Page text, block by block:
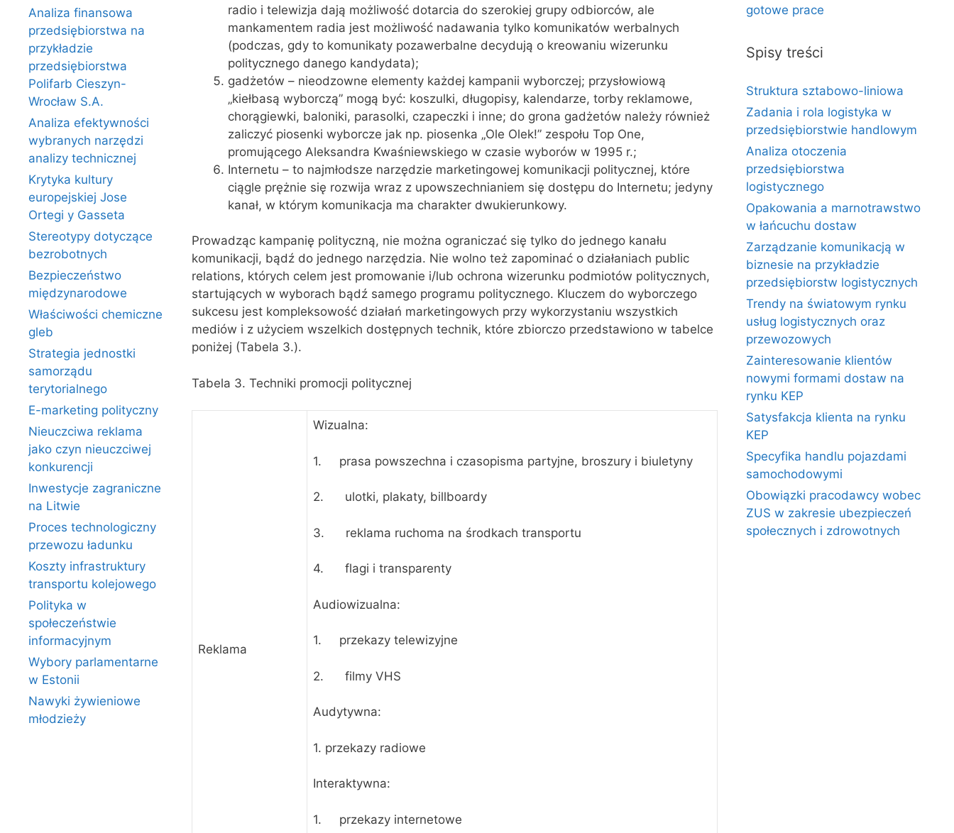
radio i telewizja dają możliwość dotarcia do szerokiej grupy odbiorców, ale
mankamentem radia jest możliwość nadawania tylko komunikatów werbalnych
(podczas, gdy to komunikaty pozawerbalne decydują o kreowaniu wizerunku
politycznego danego kandydata);
gadżetów – nieodzowne elementy każdej kampanii wyborczej; przysłowiową
„kiełbasą wyborczą” mogą być: koszulki, długopisy, kalendarze, torby reklamowe,
chorągiewki, baloniki, parasolki, czapeczki i inne; do grona gadżetów należy również
zaliczyć piosenki wyborcze jak np. piosenka „Ole Olek!” zespołu Top One,
promującego Aleksandra Kwaśniewskiego w czasie wyborów w 1995 r.;
Internetu – to najmłodsze narzędzie marketingowej komunikacji politycznej, które
ciągle prężnie się rozwija wraz z upowszechnianiem się dostępu do Internetu; jedyny
kanał, w którym komunikacja ma charakter dwukierunkowy.
Prowadząc kampanię polityczną, nie można ograniczać się tylko do jednego kanału
komunikacji, bądź do jednego narzędzia. Nie wolno też zapominać o działaniach public
relations, których celem jest promowanie i/lub ochrona wizerunku podmiotów politycznych,
startujących w wyborach bądź samego programu politycznego. Kluczem do wyborczego
sukcesu jest kompleksowość działań marketingowych przy wykorzystaniu wszystkich
mediów i z użyciem wszelkich dostępnych technik, które zbiorczo przedstawiono w tabelce
poniżej (Tabela 3.).
Tabela 3. Techniki promocji politycznej
Reklama
Wizualna:
1. prasa powszechna i czasopisma partyjne, broszury i biuletyny
2. ulotki, plakaty, billboardy
3. reklama ruchoma na środkach transportu
4. flagi i transparenty
Audiowizualna:
1. przekazy telewizyjne
2. filmy VHS
Audytywna:
1. przekazy radiowe
Interaktywna:
1. przekazy internetowe
Analiza finansowa
przedsiębiorstwa na
przykładzie
przedsiębiorstwa
Polifarb Cieszyn-
Wrocław S.A.
Analiza efektywności
wybranych narzędzi
analizy technicznej
Krytyka kultury
europejskiej Jose
Ortegi y Gasseta
Stereotypy dotyczące
bezrobotnych
Bezpieczeństwo
międzynarodowe
Właściwości chemiczne
gleb
Strategia jednostki
samorządu
terytorialnego
E-marketing polityczny
Nieuczciwa reklama
jako czyn nieuczciwej
konkurencji
Inwestycje zagraniczne
na Litwie
Proces technologiczny
przewozu ładunku
Koszty infrastruktury
transportu kolejowego
Polityka w
społeczeństwie
informacyjnym
Wybory parlamentarne
w Estonii
Nawyki żywieniowe
młodzieży
gotowe prace
Spisy treści
Struktura sztabowo-liniowa
Zadania i rola logistyka w
przedsiębiorstwie handlowym
Analiza otoczenia
przedsiębiorstwa
logistycznego
Opakowania a marnotrawstwo
w łańcuchu dostaw
Zarządzanie komunikacją w
biznesie na przykładzie
przedsiębiorstw logistycznych
Trendy na światowym rynku
usług logistycznych oraz
przewozowych
Zainteresowanie klientów
nowymi formami dostaw na
rynku KEP
Satysfakcja klienta na rynku
KEP
Specyfika handlu pojazdami
samochodowymi
Obowiązki pracodawcy wobec
ZUS w zakresie ubezpieczeń
społecznych i zdrowotnych